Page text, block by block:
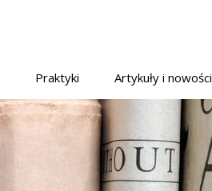
Praktyki Artykuły i nowości